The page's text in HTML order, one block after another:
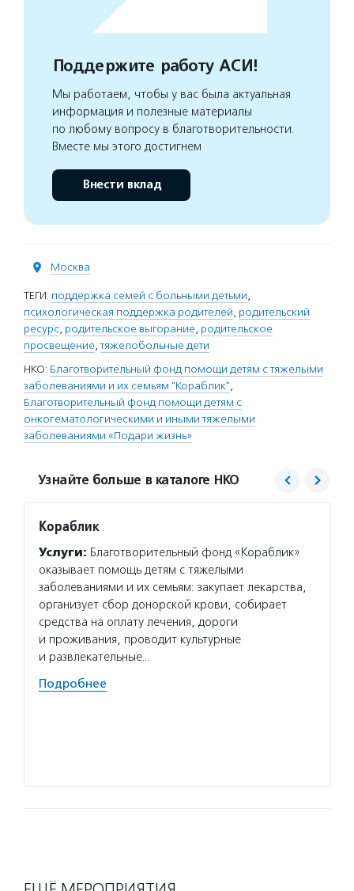
Поддержите работу АСИ!
Мы работаем, чтобы у вас была актуальная
информация и полезные материалы
по любому вопросу в благотворительности.
Вместе мы этого достигнем
Внести вклад
Москва
ТЕГИ: поддержка семей с больными детьми,
психологическая поддержка родителей, родительский
ресурс, родительское выгорание, родительское
просвещение,тяжелобольные дети
НКО: Благотворительный фонд помощи детям с тяжелыми
заболеваниями и их семьям "Кораблик",
Благотворительный фонд помощи детям с
онкогематологическими и иными тяжелыми
заболеваниями «Подари жизнь»
Узнайте больше в каталоге НКО
Кораблик
Услуги: Благотворительный фонд «Кораблик»
оказывает помощь детям с тяжелыми
заболеваниями и их семьям: закупает лекарства,
организует сбор донорской крови, собирает
средства на оплату лечения, дороги
и проживания, проводит культурные
и развлекательные…
Подробнее